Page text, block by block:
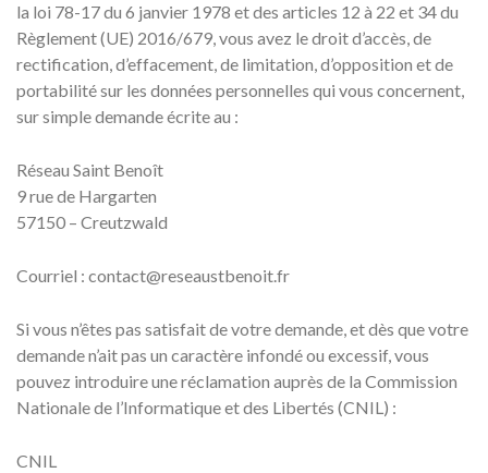
la loi 78-17 du 6 janvier 1978 et des articles 12 à 22 et 34 du
Règlement (UE) 2016/679, vous avez le droit d’accès, de
rectification, d’effacement, de limitation, d’opposition et de
portabilité sur les données personnelles qui vous concernent,
sur simple demande écrite au :
Réseau Saint Benoît
9 rue de Hargarten
57150 – Creutzwald
Courriel : contact@reseaustbenoit.fr
Si vous n’êtes pas satisfait de votre demande, et dès que votre
demande n’ait pas un caractère infondé ou excessif, vous
pouvez introduire une réclamation auprès de la Commission
Nationale de l’Informatique et des Libertés (CNIL) :
CNIL